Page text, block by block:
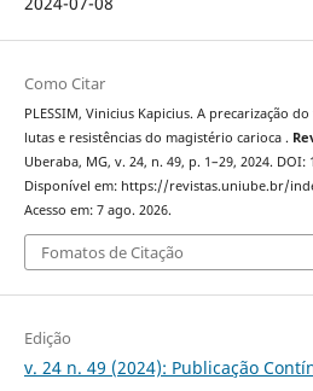
Como Citar
PLESSIM, Vinicius Kapicius. A precarização
lutas e resistências do magistério carioca .
Uberaba, MG, v. 24, n. 49, p. 1–29, 2024. DOI:
Disponível em: https://revistas.uniube.br/
Acesso em: 7 ago. 2026.
Fomatos de Citação
Edição
v. 24 n. 49 (2024): Publicação